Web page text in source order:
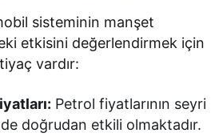
sisteminin manşet
etkisini değerlendirmek için
vardır:
Petrol fiyatlarının seyri
doğrudan etkili olmaktadır.